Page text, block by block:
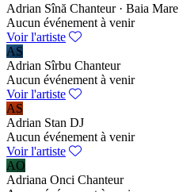
Adrian Sînă Chanteur · Baia Mare
Aucun événement à venir
Voir l'artiste
AS
Adrian Sîrbu Chanteur
Aucun événement à venir
Voir l'artiste
AS
Adrian Stan DJ
Aucun événement à venir
Voir l'artiste
AO
Adriana Onci Chanteur